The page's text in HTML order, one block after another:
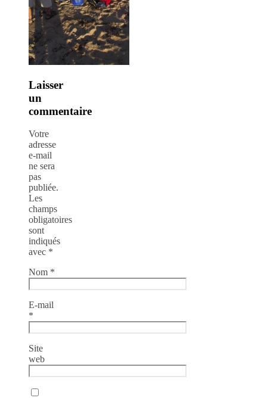
Laisser
un
commentaire
Votre
adresse
e-mail
ne sera
pas
publiée.
Les
champs
obligatoires
sont
indiqués
avec *
Nom *
E-mail
*
Site
web